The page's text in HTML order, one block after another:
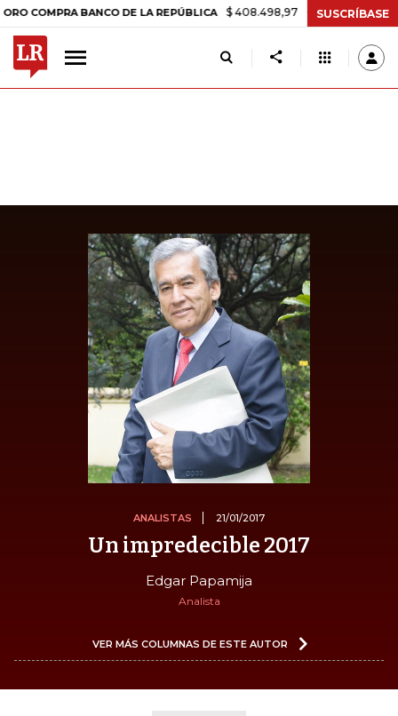
BANCO DE LA REPÚBLICA $ 408.498,97 +$ 8.753,81 +2,19%
SUSCRÍBASE
ANALISTAS 21/01/2017
Un impredecible 2017
Edgar Papamija
Analista
VER MÁS COLUMNAS DE ESTE AUTOR